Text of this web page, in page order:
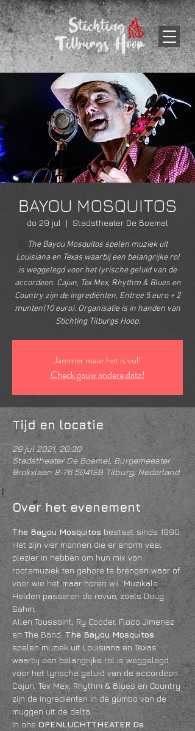
BAYOU MOSQUITOS
do 29 jul
  |
Stadstheater De Boemel
The Bayou Mosquitos spelen muziek uit
Louisiana en Texas waarbij een belangrijke rol
is weggelegd voor het lyrische geluid van de
accordeon. Cajun, Tex Mex, Rhythm & Blues en
Country zijn de ingrediënten. Entree 5 euro + 2
munten(10 euro). Organisatie is in handen van
Stichting Tilburgs Hoop.
Jammer maar het is vol!
Check gauw andere data!
Tijd en locatie
29 jul 2021, 20:30
Stadstheater De Boemel, Burgemeester
Brokxlaan 8-76 5041SB Tilburg, Nederland
Over het evenement
The Bayou Mosquitos bestaat sinds 1990.
Het zijn vier mannen die er enorm veel
plezier in hebben om hun mix van
rootsmuziek ten gehore te brengen waar of
voor wie het maar horen wil. Muzikale
Helden passeren de revue, zoals Doug
Sahm,
Allen Toussaint, Ry Cooder, Flaco Jimenez
en The Band. The Bayou Mosquitos
spelen muziek uit Louisiana en Texas
waarbij een belangrijke rol is weggelegd
voor het lyrische geluid van de accordeon.
Cajun, Tex Mex, Rhythm & Blues en Country
zijn de ingrediënten in de gumbo van de
muggen uit de delta.
In ons OPENLUCHTTHEATER De